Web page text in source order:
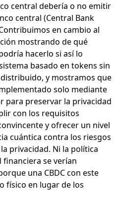
central debería o no emitir
central (Central Bank
en cambio al
mostrando de qué
hacerlo si así lo
basado en tokens sin
y mostramos que
solo mediante
para preservar la privacidad
con los requisitos
y ofrecer un nivel
cuántica contra los riesgos
privacidad. Ni la política
se verían
una CBDC con este
físico en lugar de los